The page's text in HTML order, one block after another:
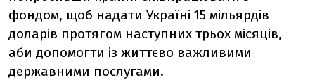
фондом, щоб надати Україні 15 мільярдів
доларів протягом наступних трьох місяців,
аби допомогти із життєво важливими
державними послугами.